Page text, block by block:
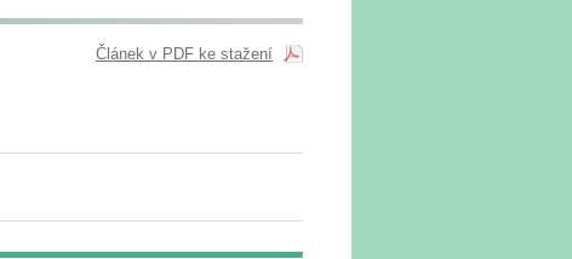
Článek v PDF ke stažení